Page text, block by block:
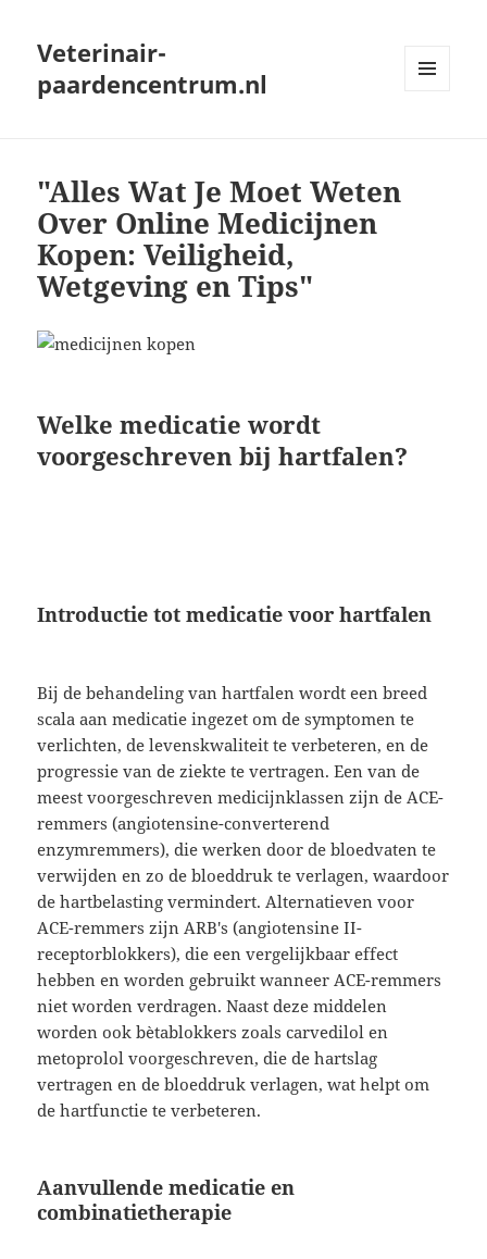
Veterinair-
paardencentrum.nl
"Alles Wat Je Moet Weten
Over Online Medicijnen
Kopen: Veiligheid,
Wetgeving en Tips"
Welke medicatie wordt
voorgeschreven bij hartfalen?
Introductie tot medicatie voor hartfalen
Bij de behandeling van hartfalen wordt een breed
scala aan medicatie ingezet om de symptomen te
verlichten, de levenskwaliteit te verbeteren, en de
progressie van de ziekte te vertragen. Een van de
meest voorgeschreven medicijnklassen zijn de ACE-
remmers (angiotensine-converterend
enzymremmers), die werken door de bloedvaten te
verwijden en zo de bloeddruk te verlagen, waardoor
de hartbelasting vermindert. Alternatieven voor
ACE-remmers zijn ARB's (angiotensine II-
receptorblokkers), die een vergelijkbaar effect
hebben en worden gebruikt wanneer ACE-remmers
niet worden verdragen. Naast deze middelen
worden ook bètablokkers zoals carvedilol en
metoprolol voorgeschreven, die de hartslag
vertragen en de bloeddruk verlagen, wat helpt om
de hartfunctie te verbeteren.
Aanvullende medicatie en
combinatietherapie